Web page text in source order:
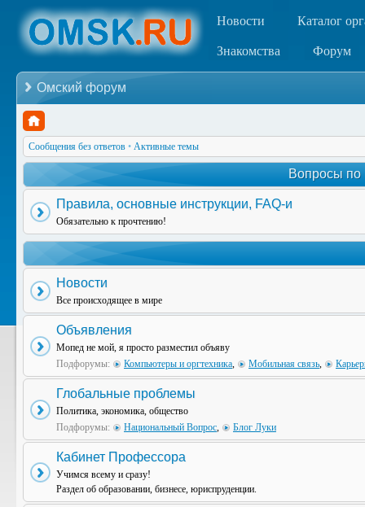
Новости Каталог
Знакомства Форум
Омский форум
Сообщения без ответов • Активные темы
Вопросы по
Правила, основные инструкции, FAQ-и
Обязательно к прочтению!
Новости
Все происходящее в мире
Объявления
Мопед не мой, я просто разместил объяву
Подфорумы:
Компьютеры и оргтехника, Мобильная связь,
Глобальные проблемы
Политика, экономика, общество
Подфорумы:
Национальный Вопрос, Блог Луки
Кабинет Профессора
Учимся всему и сразу!
Раздел об образовании, бизнесе, юриспруденции.